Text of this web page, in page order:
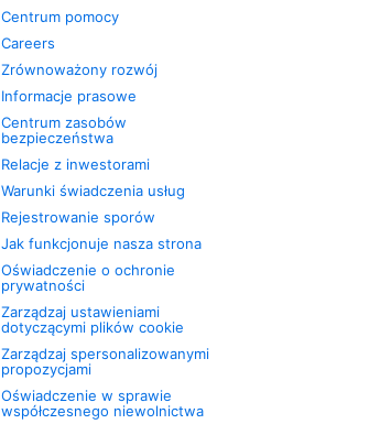
Centrum pomocy
Careers
Zrównoważony rozwój
Informacje prasowe
Centrum zasobów
bezpieczeństwa
Relacje z inwestorami
Warunki świadczenia usług
Rejestrowanie sporów
Jak funkcjonuje nasza strona
Oświadczenie o ochronie
prywatności
Zarządzaj ustawieniami
dotyczącymi plików cookie
Zarządzaj spersonalizowanymi
propozycjami
Oświadczenie w sprawie
współczesnego niewolnictwa